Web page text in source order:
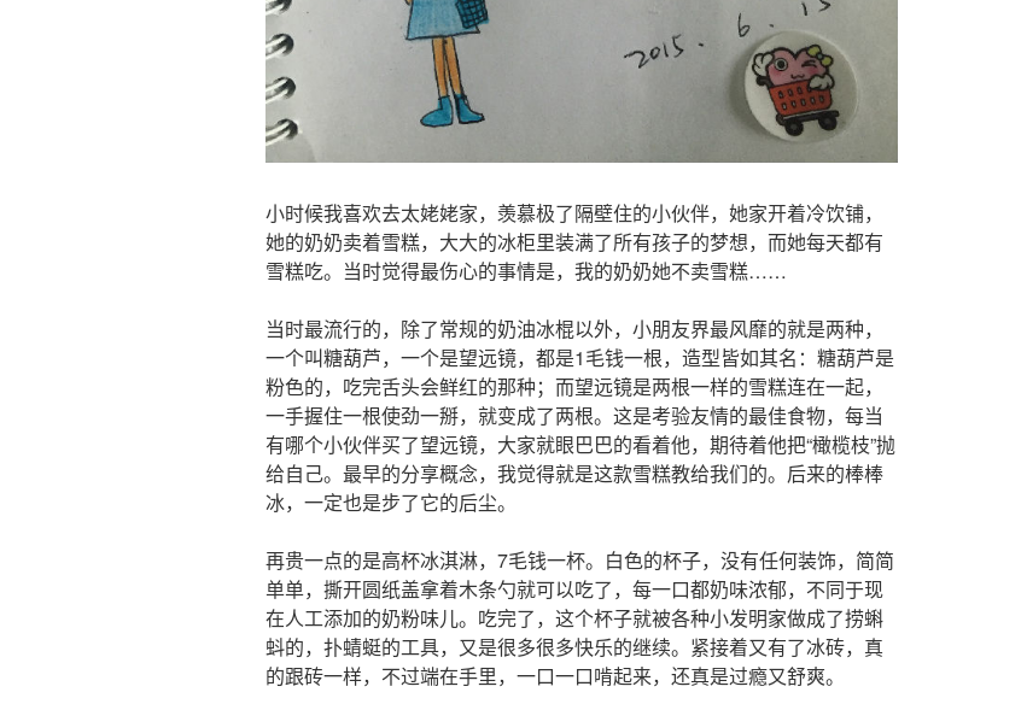
小时候我喜欢去太姥姥家，羡慕极了隔壁住的小伙伴，她家开着冷饮铺，
她的奶奶卖着雪糕，大大的冰柜里装满了所有孩子的梦想，而她每天都有
雪糕吃。当时觉得最伤心的事情是，我的奶奶她不卖雪糕……
当时最流行的，除了常规的奶油冰棍以外，小朋友界最风靡的就是两种，
一个叫糖葫芦，一个是望远镜，都是1毛钱一根，造型皆如其名：糖葫芦是
粉色的，吃完舌头会鲜红的那种；而望远镜是两根一样的雪糕连在一起，
一手握住一根使劲一掰，就变成了两根。这是考验友情的最佳食物，每当
有哪个小伙伴买了望远镜，大家就眼巴巴的看着他，期待着他把“橄榄枝”抛
给自己。最早的分享概念，我觉得就是这款雪糕教给我们的。后来的棒棒
冰，一定也是步了它的后尘。
再贵一点的是高杯冰淇淋，7毛钱一杯。白色的杯子，没有任何装饰，简简
单单，撕开圆纸盖拿着木条勺就可以吃了，每一口都奶味浓郁，不同于现
在人工添加的奶粉味儿。吃完了，这个杯子就被各种小发明家做成了捞蝌
蚪的，扑蜻蜓的工具，又是很多很多快乐的继续。紧接着又有了冰砖，真
的跟砖一样，不过端在手里，一口一口啃起来，还真是过瘾又舒爽。